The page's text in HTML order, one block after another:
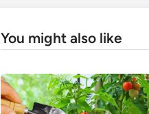
You might also like